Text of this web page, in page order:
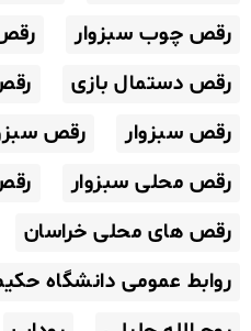
رقص چوب سبزوار
رقص دستمال بازی
رقص سبزوار
رقص
رقص محلی سبزوار
رقص های محلی خراسان
روابط عمومی دانشگاه